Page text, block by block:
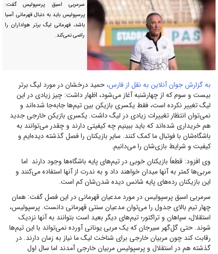
سرمربی اسبق پرسپولیس گفت:
پرسپولیس باید به دنبال قهرمانی آسیا
باشد، قهرمانی لیگ برتر هواداران را
راضی نمی‌کند.
به گزارش جوان آنلاین به نقل از فارس،حمید درخشان در مورد لیگ برتر
بیست و سوم که از چهارشنبه آغاز می‌شود، اظهار داشت: چیز زیادی در این
لیگ تغییر نکرده است، فقط یکسری بازیکن بین تیم‌ها جابه‌جا شده‌اند و
نمی‌‌توان انتظار تغییرات زیادی در لیگ داشت. یکسری بازیکن خارجی جدید
هم خریداری شده‌اند که باید ببینیم چه کیفیتی دارند و چقدر می‌توانند به
باشگاه‌شان با فوتبال ما کمک کنند. سایر بازیکنان را فصل گذشته دیده‌ایم و
کیفیت و شرایط بازی‌شان را می‌دانیم.
وی افزود: قطعاً بازیکنان خوبی در تیم‌های پایه باشگاه‌ها وجود دارند اما
مربی‌ها کمتر به آنها میدان خواهند داد و به ندرت از آنها استفاده می‌کنند و
این بازیکنان رده‌های پایه شانس دیده‌ شدن‌شان کم است.
سرمربی اسبق پرسپولیس در مورد مدعیان قهرمانی در این فصل گفت: همان
چهار تیم بالای جدول را می‌توان مدعیان سنتی قهرمانی دانست. پرسپولیس،
استقلال، سپاهان و تراکتور؛ تیم‌های دیگر بعید است بتوانند به آنها نزدیک
شوند. حتی گل‌گهر سیرجان که یک مربی یونانی آورده نمی‌تواند با این تیم‌ها
رقابت کند چون مربیان خارجی برای شناخت لیگ ما نیاز به زمان دارند. در
گذشته هم در استقلال و پرسپولیس مربیان خارجی آمدند اما سال اول